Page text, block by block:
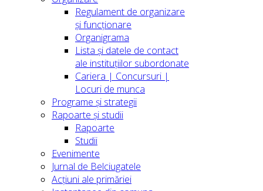
Regulament de organizare
și funcționare
Organigrama
Lista și datele de contact
ale instituțiilor subordonate
Cariera | Concursuri |
Locuri de munca
Programe și strategii
Rapoarte și studii
Rapoarte
Studii
Evenimente
Jurnal de Belciugatele
Acțiuni ale primăriei